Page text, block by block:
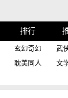
排行
玄幻奇幻 武
耽美同人 文